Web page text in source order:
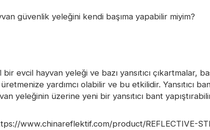
güvenlik yeleğini kendi başıma yapabilir miyim?
evcil hayvan yeleği ve bazı yansıtıcı çıkartmalar,
yardımcı olabilir ve bu etkilidir. Yansıtıcı
yeleğinin üzerine yeni bir yansıtıcı bant
www.chinareflektif.com/product/REFLECTIVE-